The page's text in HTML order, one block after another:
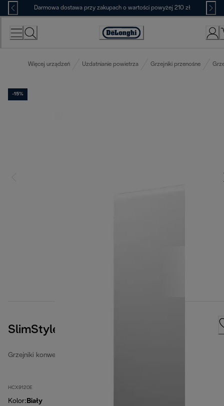
Skip
to
Content
Darmowa dostawa przy zakupach o wartości powyżej 210 zł
Deklaracja
Więcej urządzeń Uzdatnianie powietrza Grzejniki przenośne
-15%
SlimStyle
Grzejniki konwektorowe
HCX9120E
Kolor: Biały